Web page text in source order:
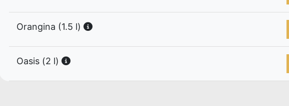
Orangina (1.5 l)
Oasis (2 l)